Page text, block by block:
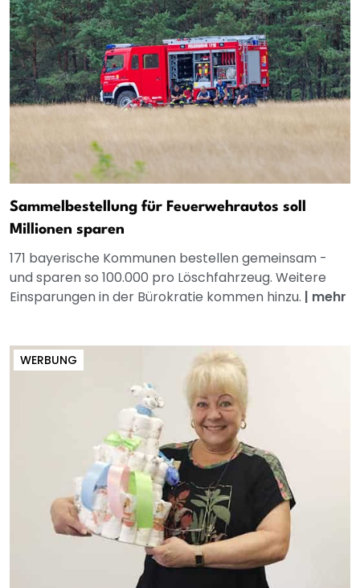
Sammelbestellung für Feuerwehrautos soll
Millionen sparen
171 bayerische Kommunen bestellen gemeinsam -
und sparen so 100.000 pro Löschfahrzeug. Weitere
Einsparungen in der Bürokratie kommen hinzu. | mehr
WERBUNG